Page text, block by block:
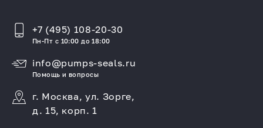
+7 (495) 108-20-30
Пн-Пт с 10:00 до 18:00
info@pumps-seals.ru
Помощь и вопросы
г. Москва, ул. Зорге,
д. 15, корп. 1